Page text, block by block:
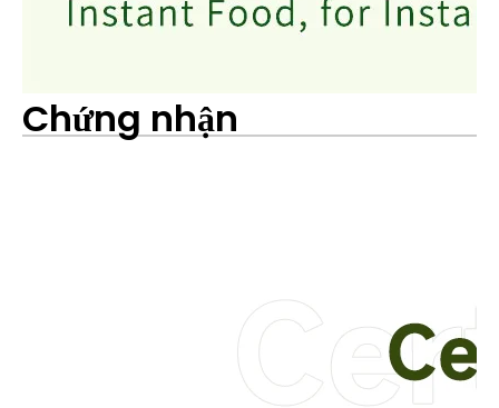
Chứng nhận